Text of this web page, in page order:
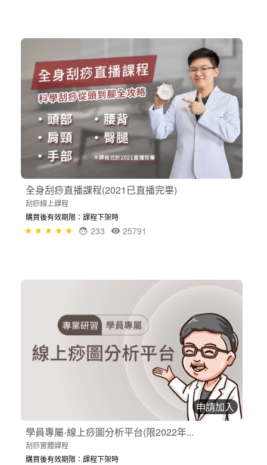
全身刮痧直播課程(2021已直播完畢)
刮痧線上課程
購買後有效期限：課程下架時
25791
233
申請加入
學員專屬-線上痧圖分析平台(限2022年...
刮痧實體課程
購買後有效期限：課程下架時